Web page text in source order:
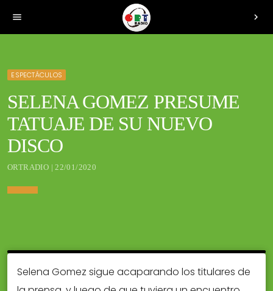
menu chevron_right
ESPECTÁCULOS
SELENA GOMEZ PRESUME
TATUAJE DE SU NUEVO
DISCO
ORTRADIO | 22/01/2020
Selena Gomez sigue acaparando los titulares de